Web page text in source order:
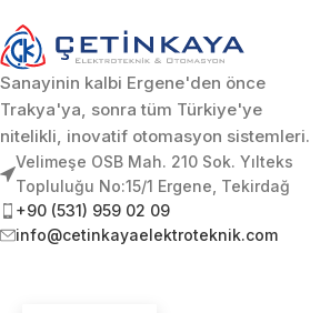
Sanayinin kalbi Ergene'den önce
Trakya'ya, sonra tüm Türkiye'ye
nitelikli, inovatif otomasyon sistemleri.
Velimeşe OSB Mah. 210 Sok. Yılteks
Topluluğu No:15/1 Ergene, Tekirdağ
+90 (531) 959 02 09
info@cetinkayaelektroteknik.com